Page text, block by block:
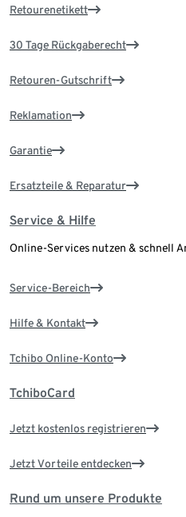
Retourenetikett
30 Tage Rückgaberecht
Retouren-Gutschrift
Reklamation
Garantie
Ersatzteile & Reparatur
Service & Hilfe
Online-Services nutzen & schnell
Service-Bereich
Hilfe & Kontakt
Tchibo Online-Konto
TchiboCard
Jetzt kostenlos registrieren
Jetzt Vorteile entdecken
Rund um unsere Produkte